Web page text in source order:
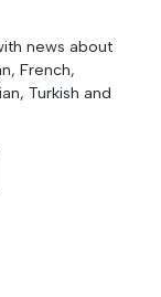
news about
French,
Turkish and